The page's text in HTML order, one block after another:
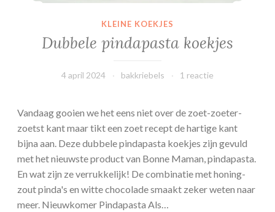
KLEINE KOEKJES
Dubbele pindapasta koekjes
4 april 2024 bakkriebels 1 reactie
Vandaag gooien we het eens niet over de zoet-zoeter-
zoetst kant maar tikt een zoet recept de hartige kant
bijna aan. Deze dubbele pindapasta koekjes zijn gevuld
met het nieuwste product van Bonne Maman, pindapasta.
En wat zijn ze verrukkelijk! De combinatie met honing-
zout pinda's en witte chocolade smaakt zeker weten naar
meer. Nieuwkomer Pindapasta Als…